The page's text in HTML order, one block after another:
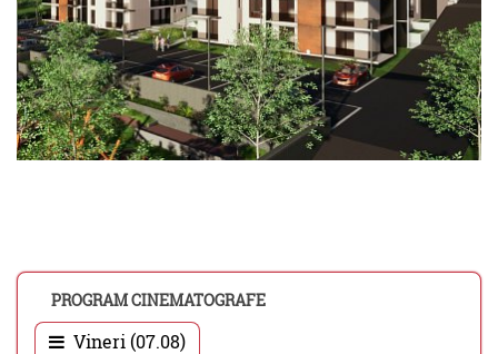
PROGRAM CINEMATOGRAFE
Vineri (07.08)